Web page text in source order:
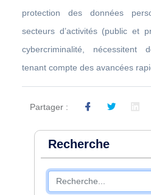
protection des données
secteurs d’activités (public et
cybercriminalité, nécessitent
tenant compte des avancées
Partager :
Recherche